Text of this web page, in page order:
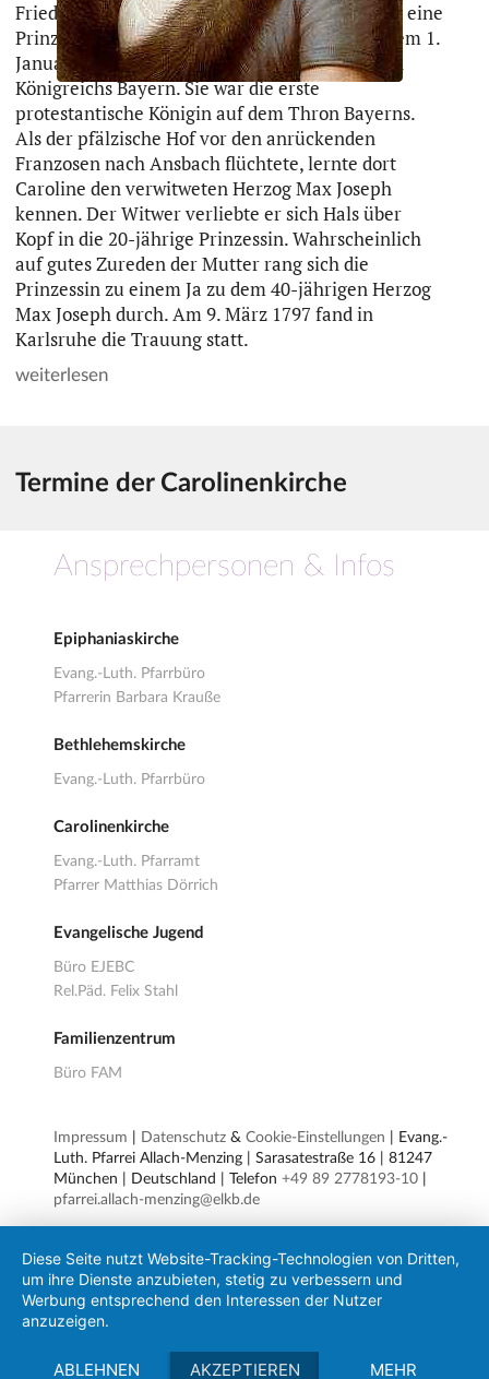
Friederike Caroline Wilhelmine von Baden war eine
Prinzessin von Baden und Hochberg und seit dem 1.
Januar 1806 die Königin des neu proklamierten
Königreichs Bayern. Sie war die erste
protestantische Königin auf dem Thron Bayerns.
Als der pfälzische Hof vor den anrückenden
Franzosen nach Ansbach flüchtete, lernte dort
Caroline den verwitweten Herzog Max Joseph
kennen. Der Witwer verliebte er sich Hals über
Kopf in die 20-jährige Prinzessin. Wahrscheinlich
auf gutes Zureden der Mutter rang sich die
Prinzessin zu einem Ja zu dem 40-jährigen Herzog
Max Joseph durch. Am 9. März 1797 fand in
Karlsruhe die Trauung statt.
weiterlesen
Termine der Carolinenkirche
Ansprechpersonen & Infos
Epiphaniaskirche
Evang.-Luth. Pfarrbüro
Pfarrerin Barbara Krauße
Bethlehemskirche
Evang.-Luth. Pfarrbüro
Carolinenkirche
Evang.-Luth. Pfarramt
Pfarrer Matthias Dörrich
Evangelische Jugend
Büro EJEBC
Rel.Päd. Felix Stahl
Familienzentrum
Büro FAM
Impressum Datenschutz & Cookie-Einstellungen | Evang.-
Luth. Pfarrei Allach-Menzing | Sarasatestraße 16 | 81247
München | Deutschland | Telefon +49 89 2778193-10
pfarrei.allach-menzing@elkb.de
Diese Seite nutzt Website-Tracking-Technologien von Dritten,
um ihre Dienste anzubieten, stetig zu verbessern und
Werbung entsprechend den Interessen der Nutzer
anzuzeigen.
ABLEHNEN AKZEPTIEREN MEHR